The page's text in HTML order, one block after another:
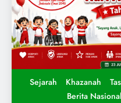
Sejarah Khazanah
Berita Nasional